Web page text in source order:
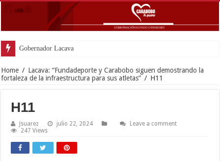
Gobernador Lacava anunció colocac
Home / Lacava: “Fundadeporte y Carabobo siguen demostrando la
fortaleza de la infraestructura para sus atletas” / H11
H11
Jsuarez julio 22, 2024
Leave a comment
247 Views